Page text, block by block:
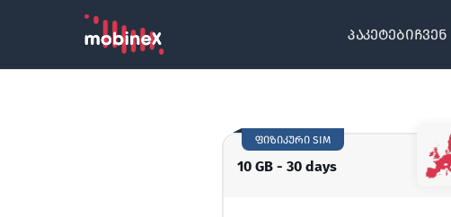
პაკეტები
10 GB - 30 days
ფიზიკური SIM